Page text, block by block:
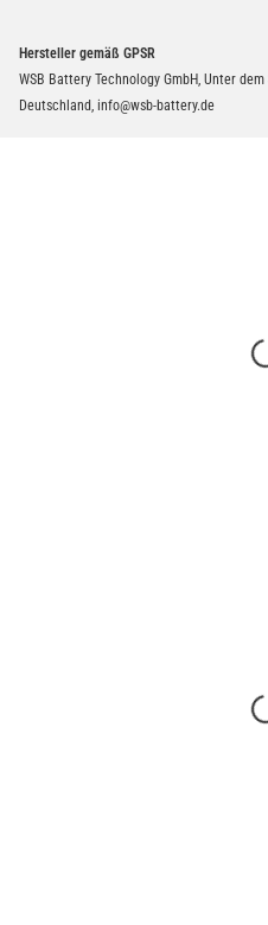
Hersteller gemäß GPSR
WSB Battery Technology GmbH, Unter
Deutschland, info@wsb-battery.de